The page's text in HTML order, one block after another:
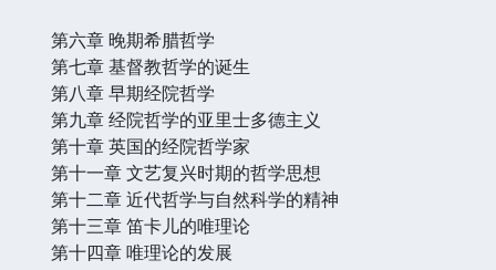
第六章 晚期希腊哲学
第七章 基督教哲学的诞生
第八章 早期经院哲学
第九章 经院哲学的亚里士多德主义
第十章 英国的经院哲学家
第十一章 文艺复兴时期的哲学思想
第十二章 近代哲学与自然科学的精神
第十三章 笛卡儿的唯理论
第十四章 唯理论的发展